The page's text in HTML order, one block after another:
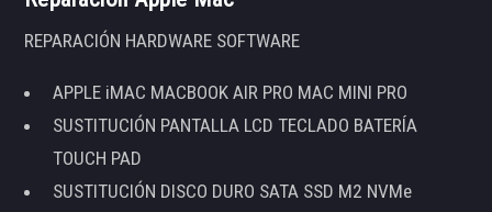
REPARACIÓN HARDWARE SOFTWARE
APPLE iMAC MACBOOK AIR PRO MAC MINI PRO
SUSTITUCIÓN PANTALLA LCD TECLADO BATERÍA
TOUCH PAD
SUSTITUCIÓN DISCO DURO SATA SSD M2 NVMe